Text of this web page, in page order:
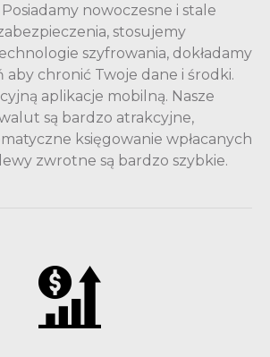
nowoczesne i stale
stosujemy
szyfrowania, dokładamy
aby chronić Twoje dane i środki.
aplikacje mobilną. Nasze
są bardzo atrakcyjne,
księgowanie wpłacanych
zwrotne są bardzo szybkie.